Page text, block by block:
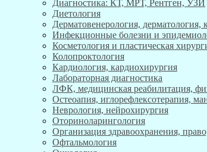
Диагностика: КТ, МРТ, Рентген, УЗИ
Диетология
Дерматовенерология, дерматология,
Инфекционные болезни и
Косметология и пластическая
Колопроктология
Кардиология, кардиохирургия
Лабораторная диагностика
ЛФК, медицинская реабилитация,
Остеоапия, иглорефлексотерапия,
Неврология, нейрохирургия
Оториноларингология
Организация здравоохранения,
Офтальмология